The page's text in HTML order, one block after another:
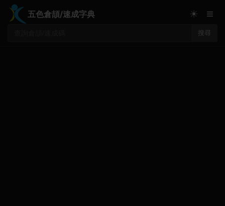
五色倉頡/速成字典
搜尋
☀ ≡